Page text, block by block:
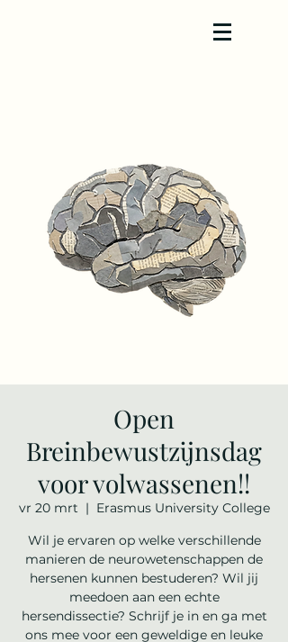
Open
Breinbewustzijnsdag
voor volwassenen!!
vr 20 mrt
  |
Erasmus University College
Wil je ervaren op welke verschillende
manieren de neurowetenschappen de
hersenen kunnen bestuderen? Wil jij
meedoen aan een echte
hersendissectie? Schrijf je in en ga met
ons mee voor een geweldige en leuke